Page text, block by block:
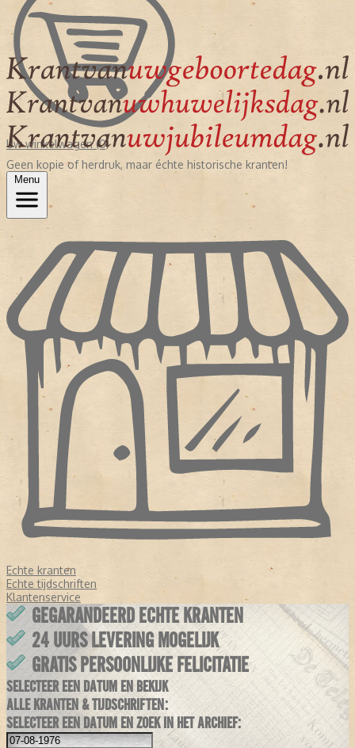
Uw winkelwagen (0)
Geen kopie of herdruk, maar échte historische kranten!
Menu
Echte kranten
Echte tijdschriften
Klantenservice
GEGARANDEERD ECHTE KRANTEN
24 UURS LEVERING MOGELIJK
GRATIS PERSOONLIJKE FELICITATIE
SELECTEER EEN DATUM EN BEKIJK
ALLE KRANTEN & TIJDSCHRIFTEN:
SELECTEER EEN DATUM EN ZOEK IN HET ARCHIEF: